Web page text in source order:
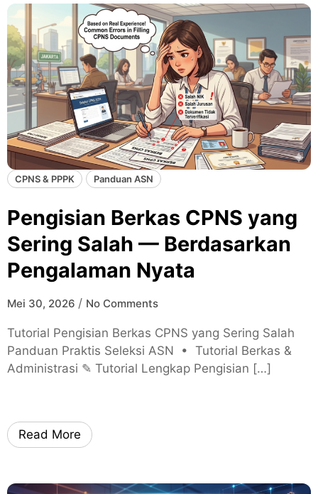
CPNS & PPPK Panduan ASN
Pengisian Berkas CPNS yang
Sering Salah — Berdasarkan
Pengalaman Nyata
Mei 30, 2026 / No Comments
Tutorial Pengisian Berkas CPNS yang Sering Salah
Panduan Praktis Seleksi ASN • Tutorial Berkas &
Administrasi ✎ Tutorial Lengkap Pengisian […]
Read More